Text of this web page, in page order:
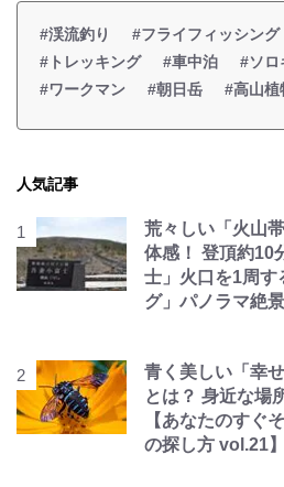
#渓流釣り #フライフィッシング
#トレッキング
#車中泊
#ソロ
#ワークマン
#朝日岳 #高山植
人気記事
荒々しい「火山
体感！ 登頂約10
士」火口を1周す
グ」パノラマ絶
青く美しい「幸
とは？ 身近な場
【あなたのすぐ
の探し方 vol.21】